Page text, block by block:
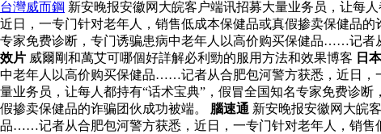
台灣威而鋼 新安晚报安徽网大皖客户端讯招募大量业务员，让每
近日，一专门针对老年人，销售低成本保健品或真假掺卖保健品
专家免费诊断，专门诱骗患病中老年人以高价购买保健品……记者
效片 威爾剛和萬艾可哪個好詳解必利勁的服用方法和效果博客 日
中老年人以高价购买保健品……记者从合肥包河警方获悉，近日，
量业务员，让每人都持有“话术宝典”，假冒全国知名专家免费诊
假掺卖保健品的诈骗团伙成功被端。 腦速通 新安晚报安徽网大皖
品……记者从合肥包河警方获悉，近日，一专门针对老年人，销售